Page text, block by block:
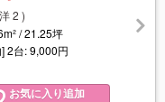
2 )
/ 21.25坪
2台: 9,000円
お気に入り追加